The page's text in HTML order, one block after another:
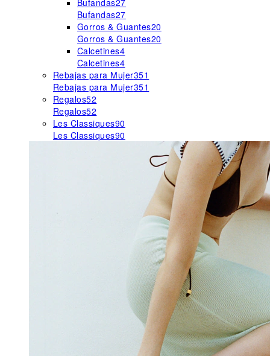
Bufandas27
Bufandas27
Gorros & Guantes20
Gorros & Guantes20
Calcetines4
Calcetines4
Rebajas para Mujer351
Rebajas para Mujer351
Regalos52
Regalos52
Les Classiques90
Les Classiques90